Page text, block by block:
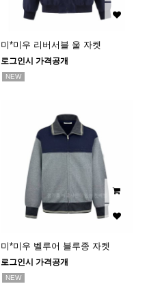
미*미우 리버서블 울 자켓
로그인시 가격공개
NEW
미*미우 벨루어 블루종 자켓
로그인시 가격공개
NEW